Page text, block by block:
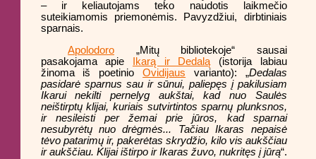
– ir keliautojams teko naudotis laikmečio
suteikiamomis priemonėmis. Pavyzdžiui, dirbtiniais
sparnais.
Apolodoro„Mitų bibliotekoje“ sausai
pasakojama apie
Ikarą ir Dedalą (istorija labiau
žinoma iš poetinioOvidijaus varianto): „Dedalas
pasidarė sparnus sau ir sūnui, paliepęs į pakilusiam
Ikarui nekilti pernelyg aukštai, kad nuo Saulės
neištirptų klijai, kuriais sutvirtintos sparnų plunksnos,
ir nesileisti per žemai prie jūros, kad sparnai
nesubyrėtų nuo drėgmės... Tačiau Ikaras nepaisė
tėvo patarimų ir, pakerėtas skrydžio, kilo vis aukščiau
ir aukščiau. Klijai ištirpo ir Ikaras žuvo, nukritęs į jūrą“.